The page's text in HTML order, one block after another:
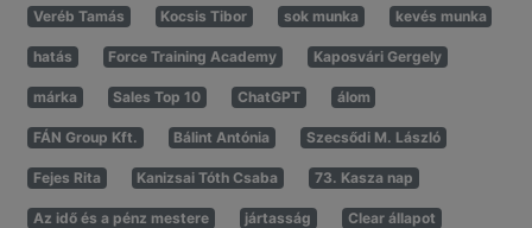
Veréb Tamás Kocsis Tibor sok munka kevés munka
hatás Force Training Academy Kaposvári Gergely
márka Sales Top 10 ChatGPT álom
FÁN Group Kft. Bálint Antónia Szecsődi M. László
Fejes Rita Kanizsai Tóth Csaba 73. Kasza nap
Az idő és a pénz mestere jártasság Clear állapot